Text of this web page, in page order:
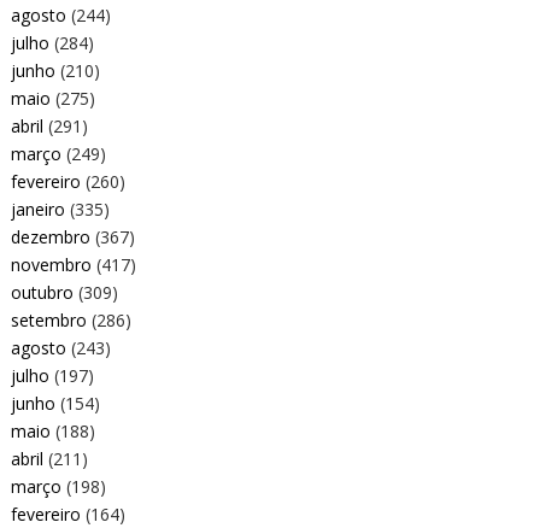
agosto (244)
julho (284)
junho (210)
maio (275)
abril (291)
março (249)
fevereiro (260)
janeiro (335)
dezembro (367)
novembro (417)
outubro (309)
setembro (286)
agosto (243)
julho (197)
junho (154)
maio (188)
abril (211)
março (198)
fevereiro (164)